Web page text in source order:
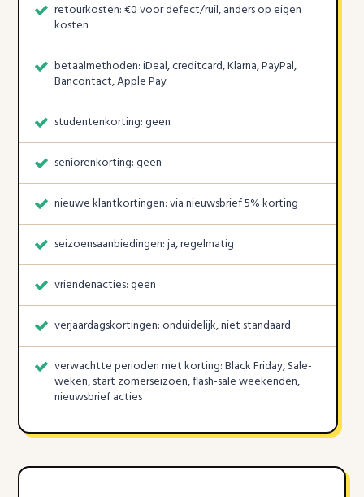
retourkosten: €0 voor defect/ruil, anders op eigen
kosten
betaalmethoden: iDeal, creditcard, Klarna, PayPal,
Bancontact, Apple Pay
studentenkorting: geen
seniorenkorting: geen
nieuwe klantkortingen: via nieuwsbrief 5% korting
seizoensaanbiedingen: ja, regelmatig
vriendenacties: geen
verjaardagskortingen: onduidelijk, niet standaard
verwachtte perioden met korting: Black Friday, Sale-
weken, start zomerseizoen, flash-sale weekenden,
nieuwsbrief acties